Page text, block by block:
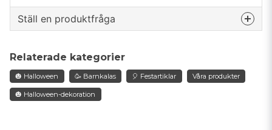
Mått: ca 45 cm
Ställ en produktfråga
Fråga oss något om denna produkten...
Relaterade kategorier
🎃 Halloween 🥳 Barnkalas 🎈 Festartiklar Våra produkter
🎃 Halloween-dekoration